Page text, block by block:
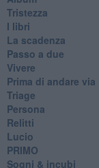
Tristezza
I libri
La scadenza
Passo a due
Vivere
Prima di andare via
Triage
Persona
Relitti
Lucio
PRIMO
Sogni & incubi